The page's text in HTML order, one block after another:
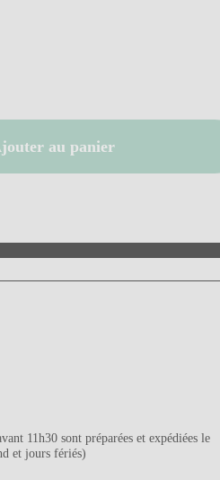
au panier
11h30 sont préparées et expédiées le
et jours fériés)